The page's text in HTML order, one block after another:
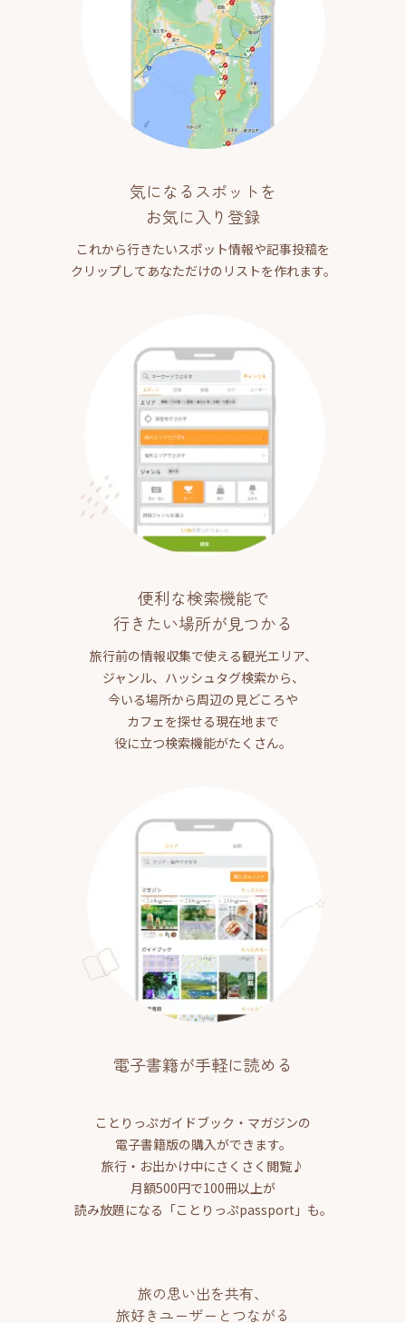
気になるスポットを
お気に入り登録
これから行きたいスポット情報や記事投稿を
クリップしてあなただけのリストを作れます。
便利な検索機能で
行きたい場所が見つかる
旅行前の情報収集で使える観光エリア、
ジャンル、ハッシュタグ検索から、
今いる場所から周辺の見どころや
カフェを探せる現在地まで
役に立つ検索機能がたくさん。
電子書籍が手軽に読める
ことりっぷガイドブック・マガジンの
電子書籍版の購入ができます。
旅行・お出かけ中にさくさく閲覧♪
月額500円で100冊以上が
読み放題になる「ことりっぷpassport」も。
旅の思い出を共有、
旅好きユーザーとつながる